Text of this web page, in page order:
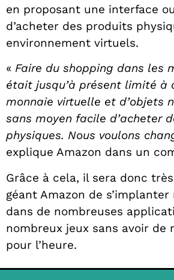
en proposant une interface
d’acheter des produits
environnement virtuels.
« Faire du shopping dans les
était jusqu’à présent limité à
monnaie virtuelle et d’objets
sans moyen facile d’acheter
physiques. Nous voulons
explique Amazon dans un
Grâce à cela, il sera donc
géant Amazon de
dans de nombreuses
nombreux jeux sans avoir de
pour l’heure.